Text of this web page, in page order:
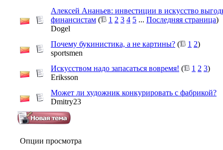
Алексей Ананьев: инвестиции в искусство
финансистам ( 1 2 3 4 5 ... Последняя страница)
Dogel
Почему букинистика, а не картины? ( 1 2)
sportsmen
Искусством надо запасаться вовремя! ( 1 2 3)
Eriksson
Может ли художник конкурировать с фабрикой?
Dmitry23
Опции просмотра